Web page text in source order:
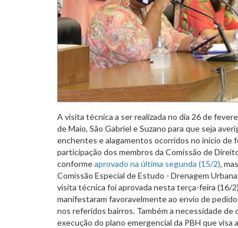
A visita técnica a ser realizada no dia 26 de
de Maio, São Gabriel e Suzano para que seja
enchentes e alagamentos ocorridos no início de
participação dos membros da Comissão de
conformeaprovado na última segunda (15/2),
Comissão Especial de Estudo - Drenagem
visita técnica foi aprovada nesta terça-feira (16/
manifestaram favoravelmente ao envio de
nos referidos bairros. Também a necessidade
execução do plano emergencial da PBH que